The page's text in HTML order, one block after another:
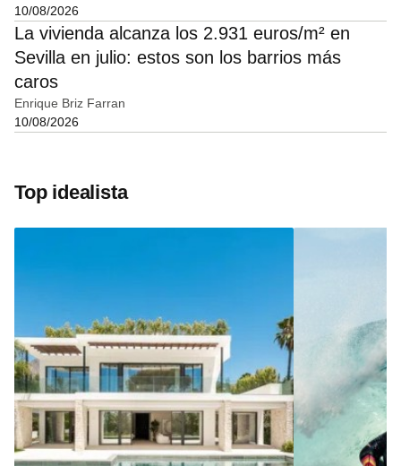
10/08/2026
La vivienda alcanza los 2.931 euros/m² en
Sevilla en julio: estos son los barrios más
caros
Enrique Briz Farran
10/08/2026
Top idealista